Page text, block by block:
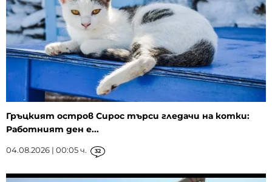
Гръцкият остров Сирос търси гледачи на котки:
Работният ден е...
04.08.2026 | 00:05 ч. 32